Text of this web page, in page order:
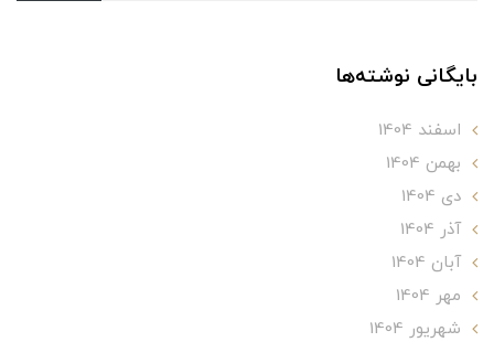
بایگانی نوشته‌ها
اسفند 1404
بهمن 1404
دی 1404
آذر 1404
آبان 1404
مهر 1404
شهریور 1404